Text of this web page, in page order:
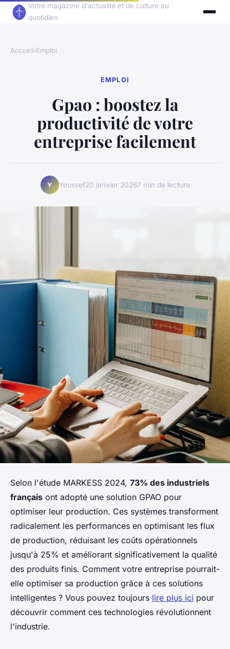
Votre magazine d'actualité et de culture au
quotidien
Accueil›Emploi
EMPLOI
Gpao : boostez la
productivité de votre
entreprise facilement
Y Youssef20 janvier 20267 min de lecture
Selon l'étude MARKESS 2024, 73% des industriels
français ont adopté une solution GPAO pour
optimiser leur production. Ces systèmes transforment
radicalement les performances en optimisant les flux
de production, réduisant les coûts opérationnels
jusqu'à 25% et améliorant significativement la qualité
des produits finis. Comment votre entreprise pourrait-
elle optimiser sa production grâce à ces solutions
intelligentes ? Vous pouvez toujours lire plus ici pour
découvrir comment ces technologies révolutionnent
l'industrie.